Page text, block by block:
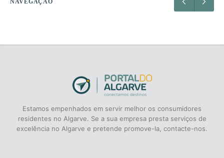
determinadas funcionalidades que são de extrema
importância e em contra-partida, existirem inúmeras
software de raiz com as funcionalidades desejadas e
Compras; Companhia e acompanhamento ao exterior;
Tele-assistência – alarme pessoal de pânico ligado a
uma central 24h/7d; Adaptação de espaços –
avaliação de riscos e implementação de medidas de
segurança; Equipamento e ajudas técnicas – cadeiras
de rodas, de banheira, andarilhos, elevadores
Estamos empenhados em servir melhor os consumidores
residentes no Algarve. Se a sua empresa presta serviços de
excelência no Algarve e pretende promove-la, contacte-nos.